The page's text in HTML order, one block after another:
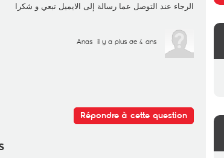
الرجاء عند التوصل عما رسالة إلى الايميل تبعي و شكرا
Anas il y a plus de 4 ans
Répondre à cette question